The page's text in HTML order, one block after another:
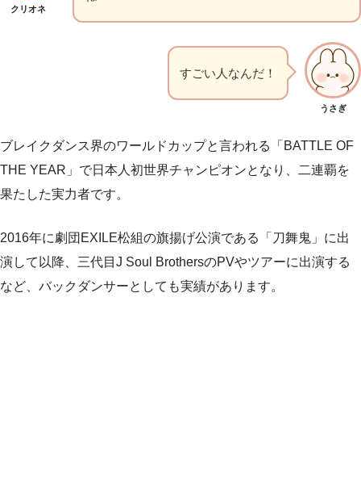
クリオネ
うさぎ
すごい人なんだ！
ブレイクダンス界のワールドカップと言われる「BATTLE OF
THE YEAR」で日本人初世界チャンピオンとなり、二連覇を
果たした実力者です。
2016年に劇団EXILE松組の旗揚げ公演である「刀舞鬼」に出
演して以降、三代目J Soul BrothersのPVやツアーに出演する
など、バックダンサーとしても実績があります。